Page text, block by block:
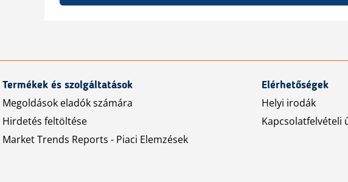
Termékek és szolgáltatások
Megoldások eladók számára
Hirdetés feltöltése
Market Trends Reports - Piaci Elemzések
Elérhetőségek
Helyi irodák
Kapcsolatfelvételi